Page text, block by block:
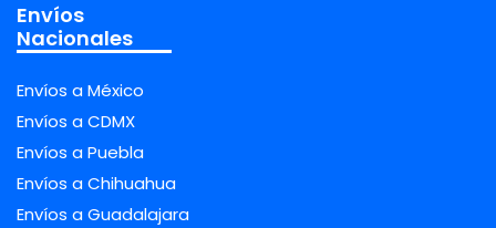
Envíos
Nacionales
Envíos a México
Envíos a CDMX
Envíos a Puebla
Envíos a Chihuahua
Envíos a Guadalajara